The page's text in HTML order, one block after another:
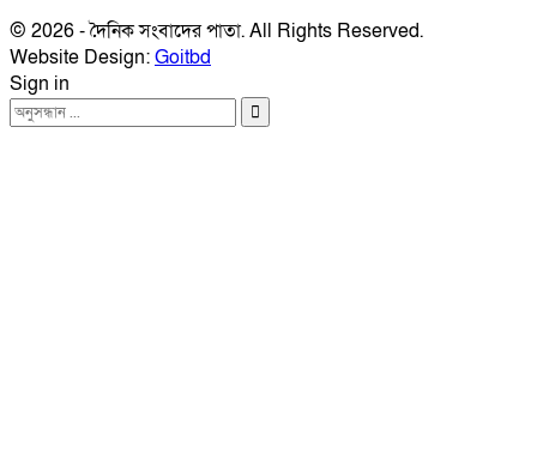
© 2026 - দৈনিক সংবাদের পাতা. All Rights Reserved.
Website Design:Goitbd
Sign in